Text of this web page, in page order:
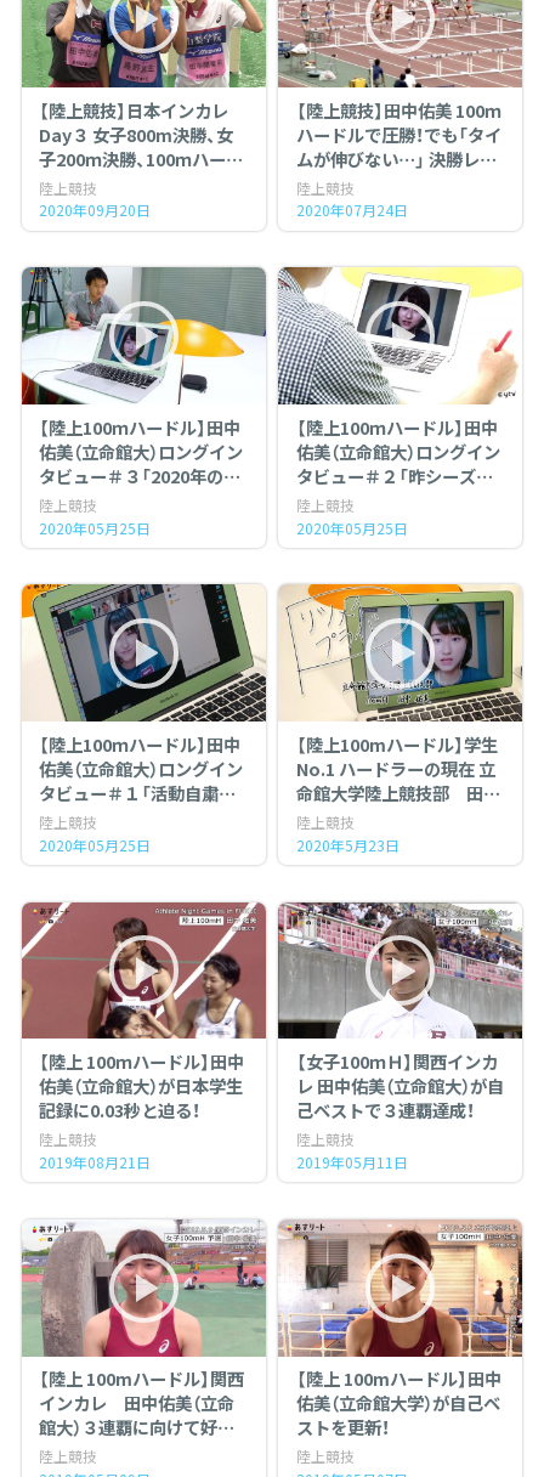
【陸上競技】日本インカレ
Day３ 女子800m決勝、女
子200ｍ決勝、100ｍハード
ル決勝
陸上競技
2020年09月20日
【陸上競技】田中佑美 100ｍ
ハードルで圧勝！でも「タイ
ムが伸びない…」 決勝レー
ス＆インタビュー（大阪選
手権 Day１）
陸上競技
2020年07月24日
【陸上100ｍハードル】田中
佑美（立命館大）ロングイン
タビュー＃３「2020年のシ
ーズン、これから…」
陸上競技
2020年05月25日
【陸上100ｍハードル】田中
佑美（立命館大）ロングイン
タビュー＃２「昨シーズン
を振り返って」
陸上競技
2020年05月25日
【陸上100ｍハードル】田中
佑美（立命館大）ロングイン
タビュー＃１「活動自粛の
いま…」
陸上競技
2020年05月25日
【陸上100mハードル】学生
No.1 ハードラーの現在 立
命館大学陸上競技部 田中
佑美（21）
陸上競技
2020年5月23日
【陸上 100ｍハードル】田中
佑美（立命館大）が日本学生
記録に0.03秒と迫る！
陸上競技
2019年08月21日
【女子100ｍＨ】関西インカ
レ 田中佑美（立命館大）が自
己ベストで３連覇達成！
陸上競技
2019年05月11日
【陸上 100mハードル】関西
インカレ 田中佑美（立命
館大）３連覇に向けて好ス
タート！
陸上競技
【陸上 100mハードル】田中
佑美（立命館大学）が自己ベ
ストを更新！
陸上競技